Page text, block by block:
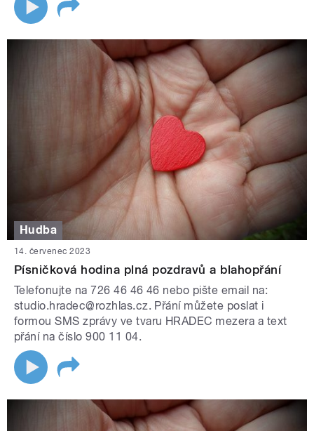
Hudba
14. červenec 2023
Písničková hodina plná pozdravů a blahopřání
Telefonujte na 726 46 46 46 nebo pište email na:
studio.hradec@rozhlas.cz. Přání můžete poslat i
formou SMS zprávy ve tvaru HRADEC mezera a text
přání na číslo 900 11 04.